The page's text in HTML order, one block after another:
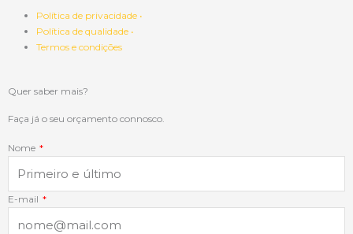
c
e
b
o
o
k
n
k
e
d
i
n
s
t
g
r
a
a
p
p
Política de privacidade •
Política de qualidade •
Termos e condições
Quer saber mais?
Faça já o seu orçamento connosco.
Nome
E-mail